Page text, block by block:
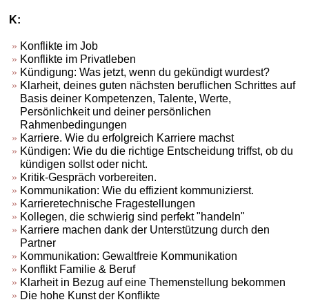
K:
Konflikte im Job
Konflikte im Privatleben
Kündigung: Was jetzt, wenn du gekündigt wurdest?
Klarheit, deines guten nächsten beruflichen Schrittes auf
Basis deiner Kompetenzen, Talente, Werte,
Persönlichkeit und deiner persönlichen
Rahmenbedingungen
Karriere. Wie du erfolgreich Karriere machst
Kündigen: Wie du die richtige Entscheidung triffst, ob du
kündigen sollst oder nicht.
Kritik-Gespräch vorbereiten.
Kommunikation: Wie du effizient kommunizierst.
Karrieretechnische Fragestellungen
Kollegen, die schwierig sind perfekt "handeln"
Karriere machen dank der Unterstützung durch den
Partner
Kommunikation: Gewaltfreie Kommunikation
Konflikt Familie & Beruf
Klarheit in Bezug auf eine Themenstellung bekommen
Die hohe Kunst der Konflikte